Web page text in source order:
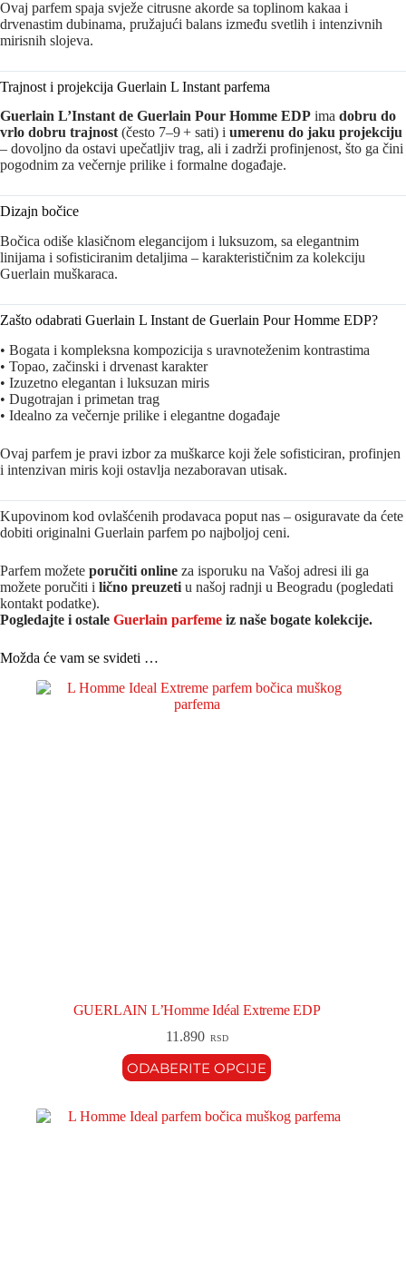
Ovaj parfem spaja svježe citrusne akorde sa toplinom kakaa i
drvenastim dubinama, pružajući balans između svetlih i intenzivnih
mirisnih slojeva.
Trajnost i projekcija Guerlain L Instant parfema
Guerlain L’Instant de Guerlain Pour Homme EDP ima dobru do
vrlo dobru trajnost(često 7–9 + sati) i umerenu do jaku projekciju
– dovoljno da ostavi upečatljiv trag, ali i zadrži profinjenost, što ga čini
pogodnim za večernje prilike i formalne događaje.
Dizajn bočice
Bočica odiše klasičnom elegancijom i luksuzom, sa elegantnim
linijama i sofisticiranim detaljima – karakterističnim za kolekciju
Guerlain muškaraca.
Zašto odabrati Guerlain L Instant de Guerlain Pour Homme EDP?
• Bogata i kompleksna kompozicija s uravnoteženim kontrastima
• Topao, začinski i drvenast karakter
• Izuzetno elegantan i luksuzan miris
• Dugotrajan i primetan trag
• Idealno za večernje prilike i elegantne događaje
Ovaj parfem je pravi izbor za muškarce koji žele sofisticiran, profinjen
i intenzivan miris koji ostavlja nezaboravan utisak.
Kupovinom kod ovlašćenih prodavaca poput nas – osiguravate da ćete
dobiti originalni Guerlain parfem po najboljoj ceni.
Parfem možete poručiti online za isporuku na Vašoj adresi ili ga
možete poručiti i lično preuzeti u našoj radnji u Beogradu (pogledati
kontakt podatke).
Pogledajte i ostale Guerlain parfeme iz naše bogate kolekcije.
Možda će vam se svideti …
GUERLAIN L’Homme Idéal Extreme EDP
11.890 RSD
ODABERITE OPCIJE